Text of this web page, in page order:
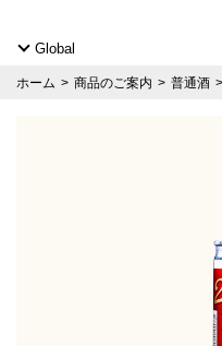
Global
ホーム 商品のご案内 普通酒